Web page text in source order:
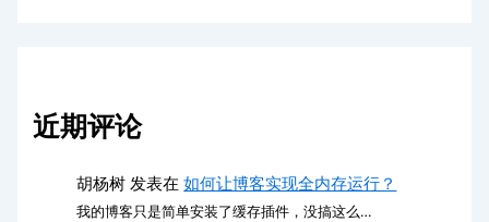
近期评论
胡杨树 发表在如何让博客实现全内存运行？
我的博客只是简单安装了缓存插件，没搞这么…